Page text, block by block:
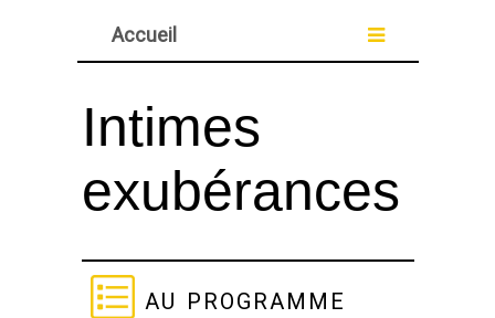
Accueil
Intimes
exubérances
au programme